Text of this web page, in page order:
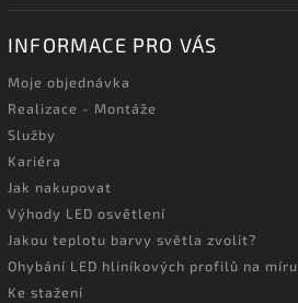
INFORMACE PRO VÁS
Moje objednávka
Realizace - Montáže
Služby
Kariéra
Jak nakupovat
Výhody LED osvětlení
Jakou teplotu barvy světla zvolit?
Ohybání LED hliníkových profilů na míru
Ke stažení